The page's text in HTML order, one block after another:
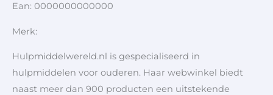
Ean: 0000000000000
Merk:
Hulpmiddelwereld.nl is gespecialiseerd in
hulpmiddelen voor ouderen. Haar webwinkel biedt
naast meer dan 900 producten een uitstekende